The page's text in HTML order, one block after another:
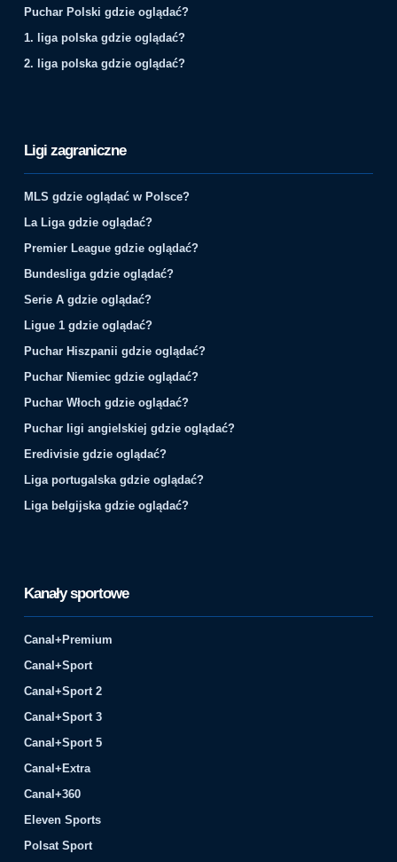
Puchar Polski gdzie oglądać?
1. liga polska gdzie oglądać?
2. liga polska gdzie oglądać?
Ligi zagraniczne
MLS gdzie oglądać w Polsce?
La Liga gdzie oglądać?
Premier League gdzie oglądać?
Bundesliga gdzie oglądać?
Serie A gdzie oglądać?
Ligue 1 gdzie oglądać?
Puchar Hiszpanii gdzie oglądać?
Puchar Niemiec gdzie oglądać?
Puchar Włoch gdzie oglądać?
Puchar ligi angielskiej gdzie oglądać?
Eredivisie gdzie oglądać?
Liga portugalska gdzie oglądać?
Liga belgijska gdzie oglądać?
Kanały sportowe
Canal+Premium
Canal+Sport
Canal+Sport 2
Canal+Sport 3
Canal+Sport 5
Canal+Extra
Canal+360
Eleven Sports
Polsat Sport